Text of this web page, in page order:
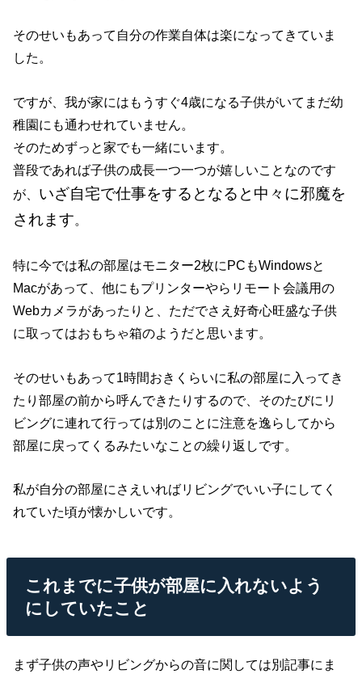
そのせいもあって自分の作業自体は楽になってきていま
した。
ですが、我が家にはもうすぐ4歳になる子供がいてまだ幼
稚園にも通わせれていません。
そのためずっと家でも一緒にいます。
普段であれば子供の成長一つ一つが嬉しいことなのです
が、 いざ自宅で仕事をするとなると中々に邪魔を
されます。
特に今では私の部屋はモニター2枚にPCもWindowsと
Macがあって、他にもプリンターやらリモート会議用の
Webカメラがあったりと、ただでさえ好奇心旺盛な子供
に取ってはおもちゃ箱のようだと思います。
そのせいもあって1時間おきくらいに私の部屋に入ってき
たり部屋の前から呼んできたりするので、そのたびにリ
ビングに連れて行っては別のことに注意を逸らしてから
部屋に戻ってくるみたいなことの繰り返しです。
私が自分の部屋にさえいればリビングでいい子にしてく
れていた頃が懐かしいです。
これまでに子供が部屋に入れないよう
にしていたこと
まず子供の声やリビングからの音に関しては別記事にま